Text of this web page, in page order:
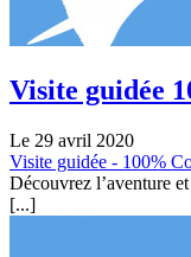
Visite guidée
Le 29 avril 2020
Visite guidée - 100%
Découvrez l’aventure
[...]